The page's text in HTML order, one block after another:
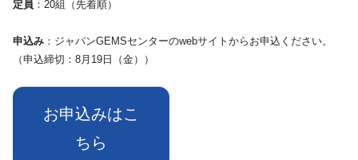
定員 ：20組（先着順）
申込み ：ジャパンGEMSセンターのwebサイトからお申込ください。
（申込締切：8月19日（金））
お申込みはこ
ちら